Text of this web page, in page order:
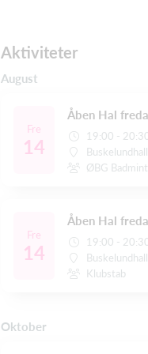
Aktiviteter
August
Fre
14
Åben Hal
19:00 -
ØBG
Fre
14
Åben Hal
19:00 -
Klubstab
Oktober